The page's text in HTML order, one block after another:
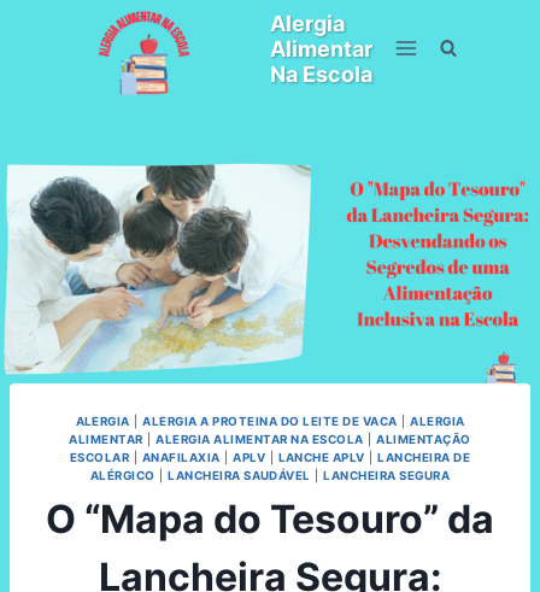
Alergia
Alimentar
Na Escola
ALERGIA |ALERGIA A PROTEINA DO LEITE DE VACA |ALERGIA
ALIMENTAR |ALERGIA ALIMENTAR NA ESCOLA |ALIMENTAÇÃO
ESCOLAR
ANAFILAXIA |APLV LANCHE APLV
LANCHEIRA DE
ALÉRGICO
LANCHEIRA SAUDÁVEL LANCHEIRA SEGURA
O “Mapa do Tesouro” da
Lancheira Segura: